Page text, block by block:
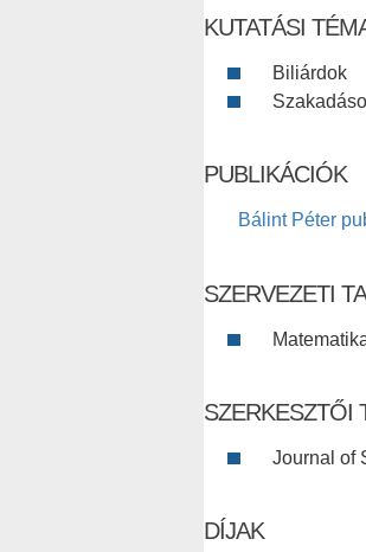
KUTATÁSI
Biliárdok
PUBLIKÁCIÓK
Bálint Péter
SZERVEZETI
SZERKESZTŐI
Journal of
DÍJAK